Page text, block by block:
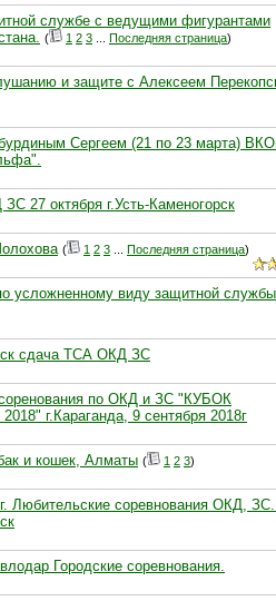
службе с ведущими фигурантами
( 1 2 3 Последняя страница)
и защите с Алексеем
Сергеем (21 по 23 марта)
27 октября г.Усть-Каменогорск
( 1 2 3 Последняя страница)
усложненному виду защитной службы
сдача ТСА ОКД ЗС
по ОКД и ЗС "КУБОК
г.Караганда, 9 сентября 2018г
и кошек, Алматы ( 1 2 3)
Любительские соревнования ОКД, ЗС.
Городские соревнования.